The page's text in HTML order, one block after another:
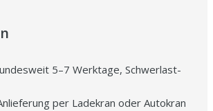
5–7 Werktage, Schwerlast-
per Ladekran oder Autokran